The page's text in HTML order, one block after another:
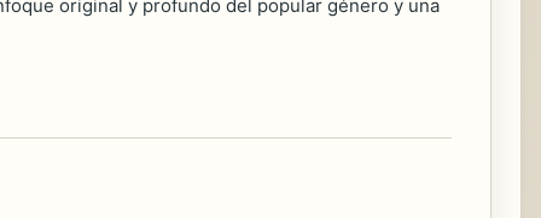
original y profundo del popular género y una